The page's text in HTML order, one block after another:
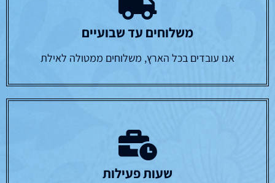
משלוחים עד שבועיים
אנו עובדים בכל הארץ, משלוחים ממטולה לאילת
שעות פעילות